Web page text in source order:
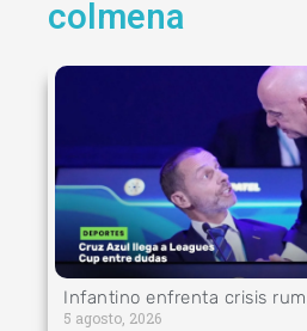
colmena
Infantino enfrenta crisis
5 agosto, 2026